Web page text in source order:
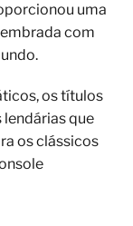
uma
com
os títulos
lendárias que
os clássicos